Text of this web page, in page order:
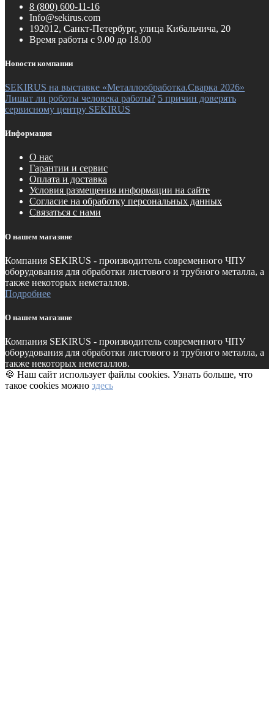
8 (800) 600-11-16
Info@sekirus.com
192012, Санкт-Петербург, улица Кибальчича, 20
Время работы с 9.00 до 18.00
Новости компании
SEKIRUS на выставке «Металлообработка.Сварка 2026»
Лишат ли роботы человека работы? 5 причин доверять
сервисному центру SEKIRUS
Информация
О нас
Гарантии и сервис
Оплата и доставка
Условия размещения информации на сайте
Согласие на обработку персональных данных
Связаться с нами
О нашем магазине
Компания SEKIRUS - производитель современного ЧПУ
оборудования для обработки листового и трубного металла, а
также некоторых неметаллов.
Подробнее
О нашем магазине
Компания SEKIRUS - производитель современного ЧПУ
оборудования для обработки листового и трубного металла, а
также некоторых неметаллов.
🍪 Наш сайт использует файлы cookies. Узнать больше, что
такое cookies можно здесь